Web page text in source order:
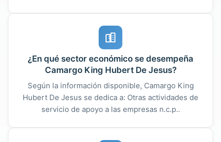
¿En qué sector económico se desempeña
Camargo King Hubert De Jesus?
Según la información disponible, Camargo King
Hubert De Jesus se dedica a: Otras actividades de
servicio de apoyo a las empresas n.c.p..